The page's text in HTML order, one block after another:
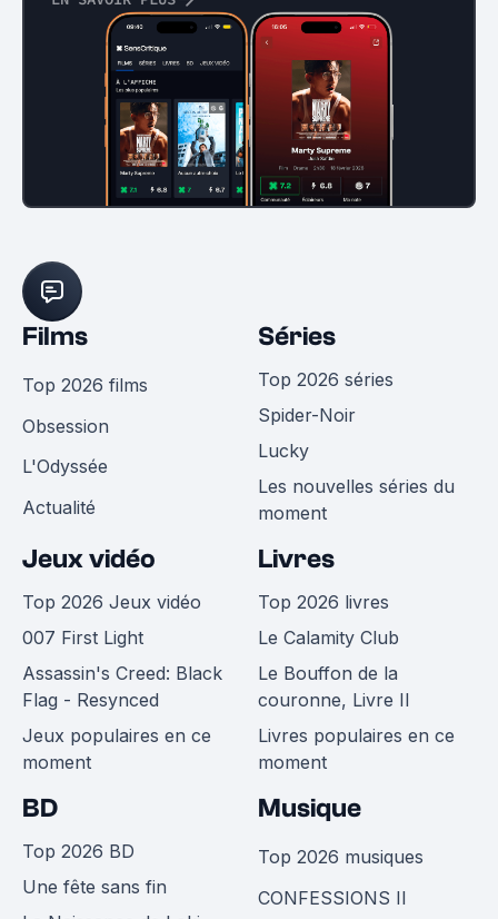
Films
Top 2026 films
Obsession
L'Odyssée
Actualité
Séries
Top 2026 séries
Spider-Noir
Lucky
Les nouvelles séries du
moment
Jeux vidéo
Top 2026 Jeux vidéo
007 First Light
Assassin's Creed: Black
Flag - Resynced
Jeux populaires en ce
moment
Livres
Top 2026 livres
Le Calamity Club
Le Bouffon de la
couronne, Livre II
Livres populaires en ce
moment
BD
Top 2026 BD
Une fête sans fin
Musique
Top 2026 musiques
CONFESSIONS II